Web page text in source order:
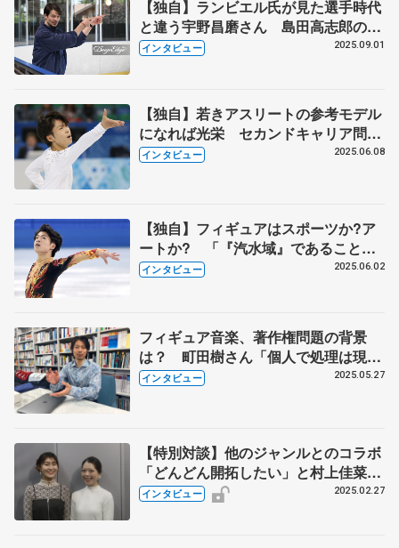
【独自】ランビエル氏が見た選手時代
と違う宇野昌磨さん 島田高志郎のア
イスダンス動画に「私はくぎ付け」
インタビュー 2025.09.01
【独自】若きアスリートの参考モデル
になれば光栄 セカンドキャリア問題
も『汽水域』がキーワード 町田樹さ
インタビュー 2025.06.08
【独自】フィギュアはスポーツか?ア
ートか? 「『汽水域』であることこ
そ醍醐味」 町田樹さん、単独インタ
インタビュー 2025.06.02
フィギュア音楽、著作権問題の背景
は？ 町田樹さん「個人で処理は現実
的に不可能」 米国は管理事業者と契
インタビュー 2025.05.27
【特別対談】他のジャンルとのコラボ
「どんどん開拓したい」と村上佳菜子
さん 鈴木明子さんは「音楽とともに
インタビュー 2025.02.27